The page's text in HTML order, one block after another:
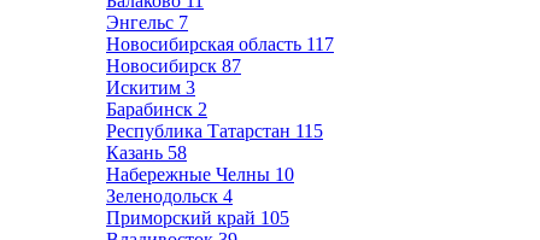
Энгельс 7
Новосибирская область 117
Новосибирск 87
Искитим 3
Барабинск 2
Республика Татарстан 115
Казань 58
Набережные Челны 10
Зеленодольск 4
Приморский край 105